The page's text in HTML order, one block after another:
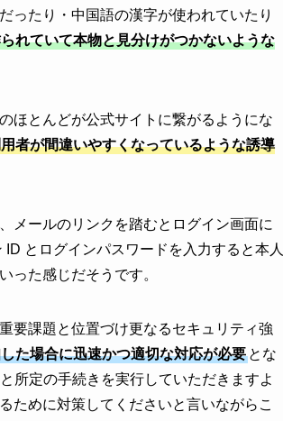
ったり・中国語の漢字が使われていたり
れていて本物と見分けがつかないような
ほとんどが公式サイトに繋がるようにな
者が間違いやすくなっているような誘導
メールのリンクを踏むとログイン画面に
ID とログインパスワードを入力すると本人
った感じだそうです。
要課題と位置づけ更なるセキュリティ強
た場合に迅速かつ適切な対応が必要 とな
所定の手続きを実行していただきますよ
ために対策してくださいと言いながらこ